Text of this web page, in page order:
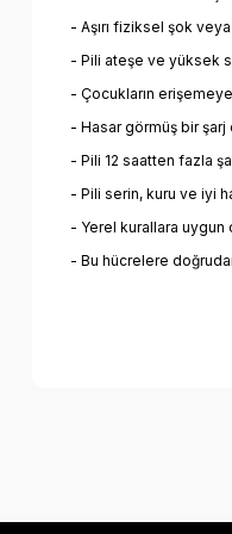
- Aşırı fiziksel şok
- Pili ateşe ve yüksek
- Çocukların
- Hasar görmüş bir şarj
- Pili 12 saatten fazla
- Pili serin, kuru ve iyi
- Yerel kurallara uygun
- Bu hücrelere
Ürün resmi